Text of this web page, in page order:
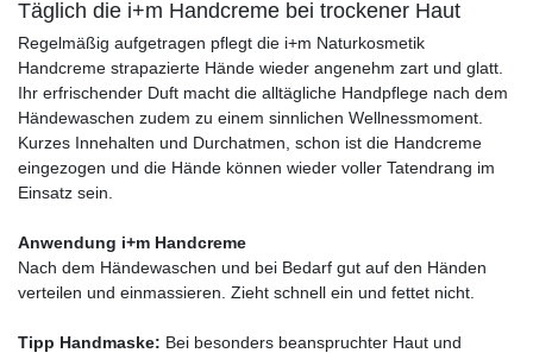
Täglich die i+m Handcreme bei trockener Haut
Regelmäßig aufgetragen pflegt die i+m Naturkosmetik
Handcreme strapazierte Hände wieder angenehm zart und glatt.
Ihr erfrischender Duft macht die alltägliche Handpflege nach dem
Händewaschen zudem zu einem sinnlichen Wellnessmoment.
Kurzes Innehalten und Durchatmen, schon ist die Handcreme
eingezogen und die Hände können wieder voller Tatendrang im
Einsatz sein.
Anwendung i+m Handcreme
Nach dem Händewaschen und bei Bedarf gut auf den Händen
verteilen und einmassieren. Zieht schnell ein und fettet nicht.
Tipp Handmaske: Bei besonders beanspruchter Haut und